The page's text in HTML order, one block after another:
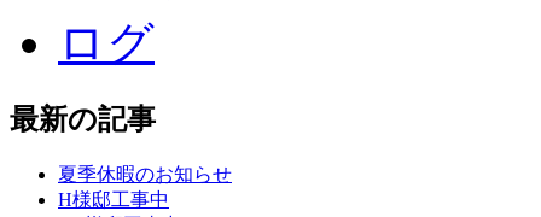
最新の記事
夏季休暇のお知らせ
H様邸工事中